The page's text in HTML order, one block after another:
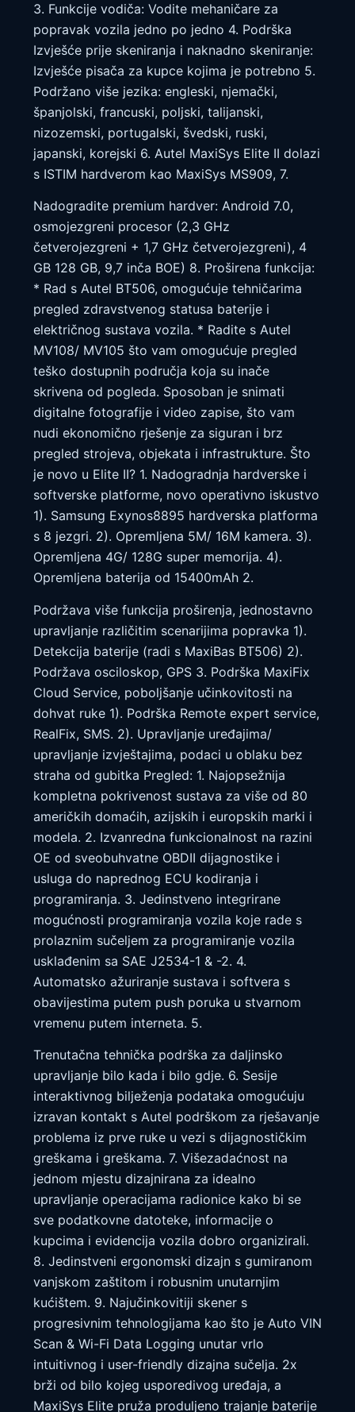
3. Funkcije vodiča: Vodite mehaničare za
popravak vozila jedno po jedno 4. Podrška
Izvješće prije skeniranja i naknadno skeniranje:
Izvješće pisača za kupce kojima je potrebno 5.
Podržano više jezika: engleski, njemački,
španjolski, francuski, poljski, talijanski,
nizozemski, portugalski, švedski, ruski,
japanski, korejski 6. Autel MaxiSys Elite II dolazi
s ISTIM hardverom kao MaxiSys MS909, 7.
Nadogradite premium hardver: Android 7.0,
osmojezgreni procesor (2,3 GHz
četverojezgreni + 1,7 GHz četverojezgreni), 4
GB 128 GB, 9,7 inča BOE) 8. Proširena funkcija:
* Rad s Autel BT506, omogućuje tehničarima
pregled zdravstvenog statusa baterije i
električnog sustava vozila. * Radite s Autel
MV108/ MV105 što vam omogućuje pregled
teško dostupnih područja koja su inače
skrivena od pogleda. Sposoban je snimati
digitalne fotografije i video zapise, što vam
nudi ekonomično rješenje za siguran i brz
pregled strojeva, objekata i infrastrukture. Što
je novo u Elite II? 1. Nadogradnja hardverske i
softverske platforme, novo operativno iskustvo
1). Samsung Exynos8895 hardverska platforma
s 8 jezgri. 2). Opremljena 5M/ 16M kamera. 3).
Opremljena 4G/ 128G super memorija. 4).
Opremljena baterija od 15400mAh 2.
Podržava više funkcija proširenja, jednostavno
upravljanje različitim scenarijima popravka 1).
Detekcija baterije (radi s MaxiBas BT506) 2).
Podržava osciloskop, GPS 3. Podrška MaxiFix
Cloud Service, poboljšanje učinkovitosti na
dohvat ruke 1). Podrška Remote expert service,
RealFix, SMS. 2). Upravljanje uređajima/
upravljanje izvještajima, podaci u oblaku bez
straha od gubitka Pregled: 1. Najopsežnija
kompletna pokrivenost sustava za više od 80
američkih domaćih, azijskih i europskih marki i
modela. 2. Izvanredna funkcionalnost na razini
OE od sveobuhvatne OBDII dijagnostike i
usluga do naprednog ECU kodiranja i
programiranja. 3. Jedinstveno integrirane
mogućnosti programiranja vozila koje rade s
prolaznim sučeljem za programiranje vozila
usklađenim sa SAE J2534-1 & -2. 4.
Automatsko ažuriranje sustava i softvera s
obavijestima putem push poruka u stvarnom
vremenu putem interneta. 5.
Trenutačna tehnička podrška za daljinsko
upravljanje bilo kada i bilo gdje. 6. Sesije
interaktivnog bilježenja podataka omogućuju
izravan kontakt s Autel podrškom za rješavanje
problema iz prve ruke u vezi s dijagnostičkim
greškama i greškama. 7. Višezadaćnost na
jednom mjestu dizajnirana za idealno
upravljanje operacijama radionice kako bi se
sve podatkovne datoteke, informacije o
kupcima i evidencija vozila dobro organizirali.
8. Jedinstveni ergonomski dizajn s gumiranom
vanjskom zaštitom i robusnim unutarnjim
kućištem. 9. Najučinkovitiji skener s
progresivnim tehnologijama kao što je Auto VIN
Scan & Wi-Fi Data Logging unutar vrlo
intuitivnog i user-friendly dizajna sučelja. 2x
brži od bilo kojeg usporedivog uređaja, a
MaxiSys Elite pruža produljeno trajanje baterije